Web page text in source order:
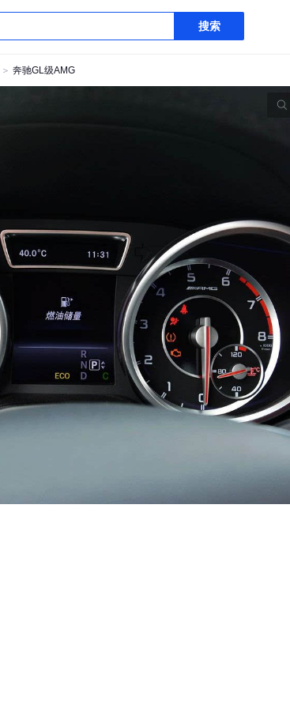
搜索
＞ 奔驰GL级AMG